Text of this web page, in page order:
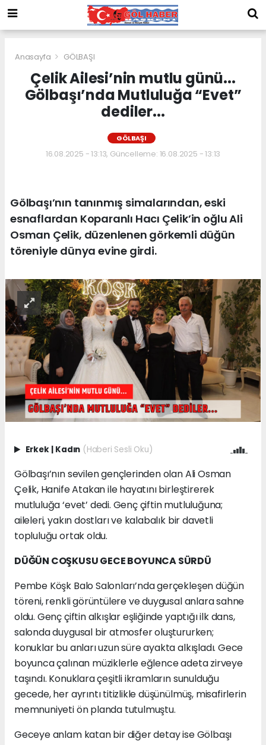
Anasayfa GÖLBAŞI
Çelik Ailesi’nin mutlu günü...
Gölbaşı’nda Mutluluğa “Evet”
dediler...
GÖLBAŞI
16.08.2025 - 13:13, Güncelleme: 16.08.2025 - 13:13
Gölbaşı’nın tanınmış simalarından, eski
esnaflardan Koparanlı Hacı Çelik’in oğlu Ali
Osman Çelik, düzenlenen görkemli düğün
töreniyle dünya evine girdi.
Erkek | Kadın (Haberi Sesli Oku)
Gölbaşı’nın sevilen gençlerinden olan Ali Osman
Çelik, Hanife Atakan ile hayatını birleştirerek
mutluluğa ‘evet’ dedi. Genç çiftin mutluluğuna;
aileleri, yakın dostları ve kalabalık bir davetli
topluluğu ortak oldu.
DÜĞÜN COŞKUSU GECE BOYUNCA SÜRDÜ
Pembe Köşk Balo Salonları’nda gerçekleşen düğün
töreni, renkli görüntülere ve duygusal anlara sahne
oldu. Genç çiftin alkışlar eşliğinde yaptığı ilk dans,
salonda duygusal bir atmosfer oluştururken;
konuklar bu anları uzun süre ayakta alkışladı. Gece
boyunca çalınan müziklerle eğlence adeta zirveye
taşındı. Konuklara çeşitli ikramların sunulduğu
gecede, her ayrıntı titizlikle düşünülmüş, misafirlerin
memnuniyeti ön planda tutulmuştu.
Geceye anlam katan bir diğer detay ise Gölbaşı